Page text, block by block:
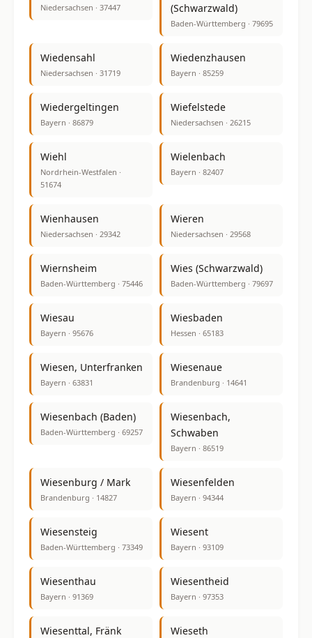
Niedersachsen · 37447
(Schwarzwald)
Baden-Württemberg · 79695
Wiedensahl
Niedersachsen · 31719
Wiedenzhausen
Bayern · 85259
Wiedergeltingen
Bayern · 86879
Wiefelstede
Niedersachsen · 26215
Wiehl
Nordrhein-Westfalen ·
51674
Wielenbach
Bayern · 82407
Wienhausen
Niedersachsen · 29342
Wieren
Niedersachsen · 29568
Wiernsheim
Baden-Württemberg · 75446
Wies (Schwarzwald)
Baden-Württemberg · 79697
Wiesau
Bayern · 95676
Wiesbaden
Hessen · 65183
Wiesen, Unterfranken
Bayern · 63831
Wiesenaue
Brandenburg · 14641
Wiesenbach (Baden)
Baden-Württemberg · 69257
Wiesenbach,
Schwaben
Bayern · 86519
Wiesenburg / Mark
Brandenburg · 14827
Wiesenfelden
Bayern · 94344
Wiesensteig
Baden-Württemberg · 73349
Wiesent
Bayern · 93109
Wiesenthau
Bayern · 91369
Wiesentheid
Bayern · 97353
Wiesenttal, Fränk
Wieseth